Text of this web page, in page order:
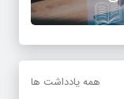
همه یادداشت ها